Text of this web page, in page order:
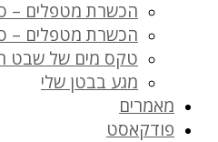
הכשרת מטפלים –
הכשרת מטפלים –
טקס מים של שבט
מגע בבטן שלי
מאמרים
פודקאסט